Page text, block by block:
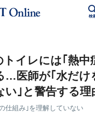
検
トイレには｢熱中
…医師が｢水だけ
い｣と警告する理
仕組み｣を理解していない